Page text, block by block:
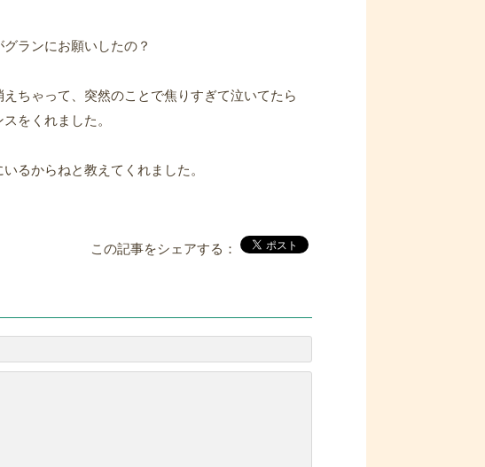
ランにお願いしたの？
ちゃって、突然のことで焦りすぎて泣いてたら
をくれました。
るからねと教えてくれました。
この記事をシェアする：